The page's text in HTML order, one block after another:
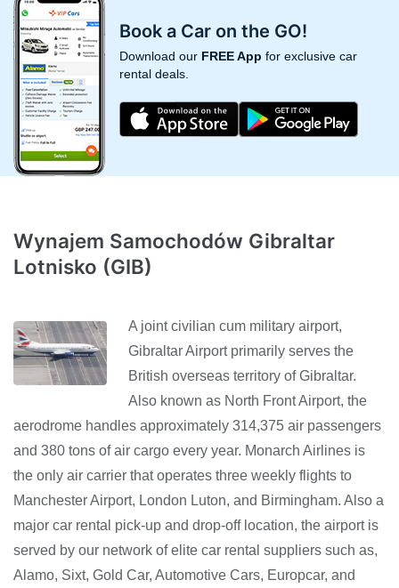
Book a Car on the GO!
Download our FREE App for exclusive car
rental deals.
Wynajem Samochodów Gibraltar
Lotnisko (GIB)
A joint civilian cum military airport,
Gibraltar Airport primarily serves the
British overseas territory of Gibraltar.
Also known as North Front Airport, the
aerodrome handles approximately 314,375 air passengers
and 380 tons of air cargo every year. Monarch Airlines is
the only air carrier that operates three weekly flights to
Manchester Airport, London Luton, and Birmingham. Also a
major car rental pick-up and drop-off location, the airport is
served by our network of elite car rental suppliers such as,
Alamo, Sixt, Gold Car, Automotive Cars, Europcar, and